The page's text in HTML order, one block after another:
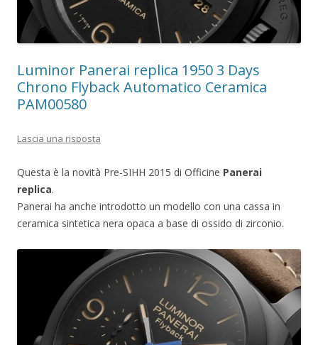
Luminor Panerai replica 1950 3 Days
Chrono Flyback Automatico Ceramica
PAM00580
Lascia una risposta
Questa è la novità Pre-SIHH 2015 di Officine Panerai
replica.
Panerai ha anche introdotto un modello con una cassa in
ceramica sintetica nera opaca a base di ossido di zirconio.